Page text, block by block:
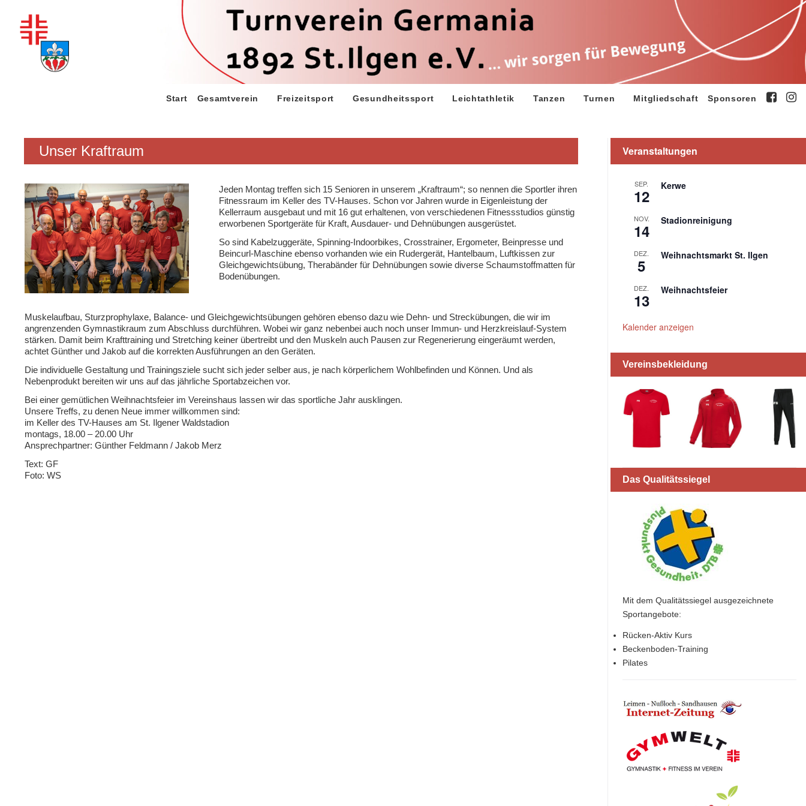
springen
Start Gesamtverein Freizeitsport Gesundheitssport Leichtathletik Tanzen Turnen Mitgliedschaft Sponsoren
Unser Kraftraum
Jeden Montag treffen sich 15 Senioren in unserem „Kraftraum“; so nennen die Sportler ihren
Fitnessraum im Keller des TV-Hauses. Schon vor Jahren wurde in Eigenleistung der
Kellerraum ausgebaut und mit 16 gut erhaltenen, von verschiedenen Fitnessstudios günstig
erworbenen Sportgeräte für Kraft, Ausdauer- und Dehnübungen ausgerüstet.
So sind Kabelzuggeräte, Spinning-Indoorbikes, Crosstrainer, Ergometer, Beinpresse und
Beincurl-Maschine ebenso vorhanden wie ein Rudergerät, Hantelbaum, Luftkissen zur
Gleichgewichtsübung, Therabänder für Dehnübungen sowie diverse Schaumstoffmatten für
Bodenübungen.
Muskelaufbau, Sturzprophylaxe, Balance- und Gleichgewichtsübungen gehören ebenso dazu wie Dehn- und Streckübungen, die wir im
angrenzenden Gymnastikraum zum Abschluss durchführen. Wobei wir ganz nebenbei auch noch unser Immun- und Herzkreislauf-System
stärken. Damit beim Krafttraining und Stretching keiner übertreibt und den Muskeln auch Pausen zur Regenerierung eingeräumt werden,
achtet Günther und Jakob auf die korrekten Ausführungen an den Geräten.
Die individuelle Gestaltung und Trainingsziele sucht sich jeder selber aus, je nach körperlichem Wohlbefinden und Können. Und als
Nebenprodukt bereiten wir uns auf das jährliche Sportabzeichen vor.
Bei einer gemütlichen Weihnachtsfeier im Vereinshaus lassen wir das sportliche Jahr ausklingen.
Unsere Treffs, zu denen Neue immer willkommen sind:
im Keller des TV-Hauses am St. Ilgener Waldstadion
montags, 18.00 – 20.00 Uhr
Ansprechpartner: Günther Feldmann / Jakob Merz
Text: GF
Foto: WS
Veranstaltungen
SEP.
12
Kerwe
NOV.
14
Stadionreinigung
DEZ.
5
Weihnachtsmarkt St. Ilgen
DEZ.
13
Weihnachtsfeier
Kalender anzeigen
Vereinsbekleidung
Das Qualitätssiegel
Mit dem Qualitätssiegel ausgezeichnete
Sportangebote:
Rücken-Aktiv Kurs
Beckenboden-Training
Pilates